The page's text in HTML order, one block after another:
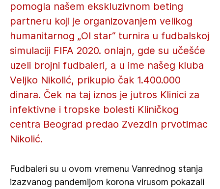
pomogla našem ekskluzivnom beting
partneru koji je organizovanjem velikog
humanitarnog „Ol star“ turnira u fudbalskoj
simulaciji FIFA 2020. onlajn, gde su učešće
uzeli brojni fudbaleri, a u ime našeg kluba
Veljko Nikolić, prikupio čak 1.400.000
dinara. Ček na taj iznos je jutros Klinici za
infektivne i tropske bolesti Kliničkog
centra Beograd predao Zvezdin prvotimac
Nikolić.
Fudbaleri su u ovom vremenu Vanrednog stanja
izazvanog pandemijom korona virusom pokazali